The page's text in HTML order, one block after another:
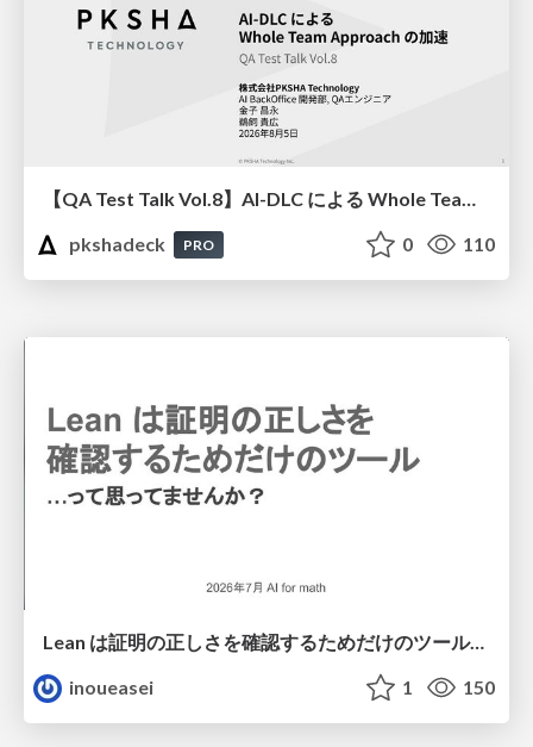
pkshadeck
PRO 0 110
Lean は証明の正しさを確認するためだけのツールって思ってませんか？
inoueasei
1 150